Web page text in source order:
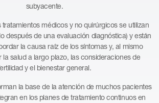
subyacente.
tratamientos médicos y no quirúrgicos se utilizan
después de una evaluación diagnóstica) y están
la causa raíz de los síntomas y, al mismo
la salud a largo plazo, las consideraciones de
y el bienestar general.
la base de la atención de muchos pacientes
en los planes de tratamiento continuos en